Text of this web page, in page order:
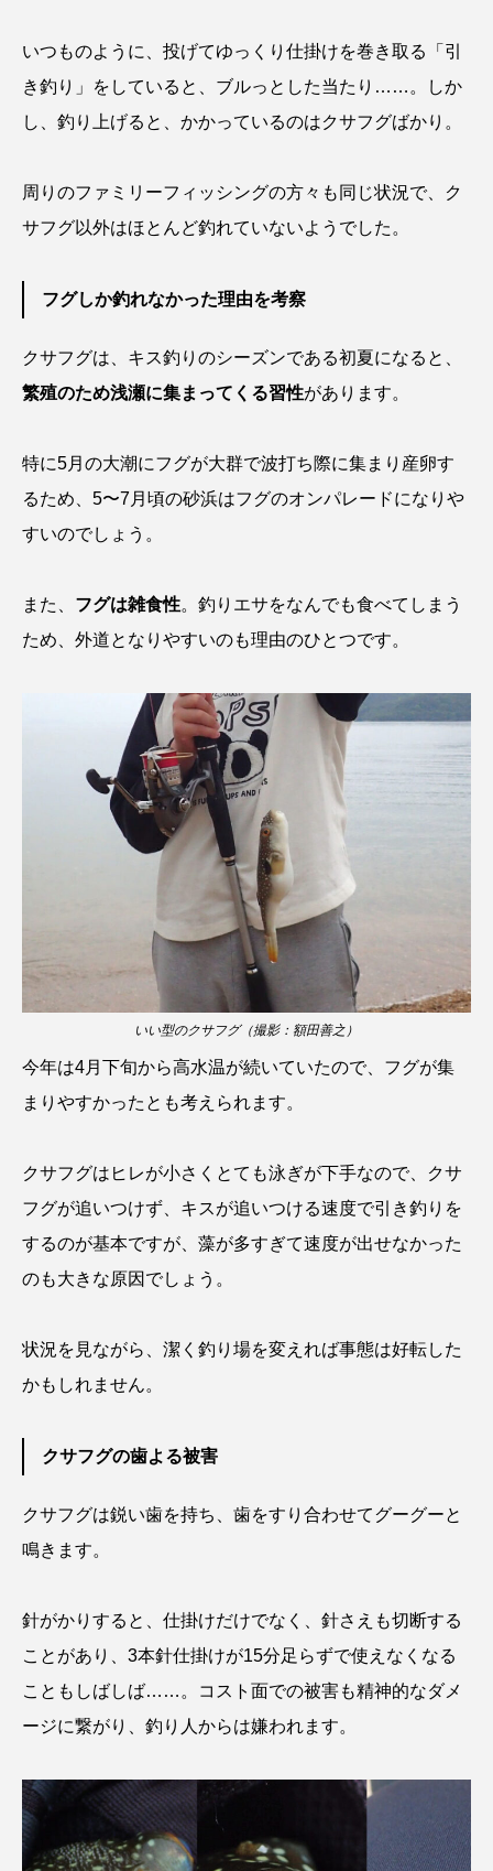
ニシキフウライウオ ニシシマドジョウ
ニフレル ニホンカワウソ ニホンザリガニ
ネコギギ ネコザメ ノコギリダイ
ハタハタ ハダカゾウクラゲ ハナゴンドウ
ハナシャコ
ハナミノカサゴ ハブクラゲ ハリヨ
バイオロギング バショウカジキ
バンドウイルカ ヒゲソリダイ ヒゲダイ
ヒメマス ヒラマサ
ピラルクー フィールド
フエフキダイ
ブリ ブルーカーボン
プライドフィッシュ プランクトン
ベタ ベニザケ
ホウネンエビ ホウボウ ホタテ
ホテイウオ ホネガイ ホホジロザメ
ホヤ ホンモロコ ポットベリーシーホース
マアジ マイクロプラスチック
マス マダイ マダコ マダラ
マテガイ
ミナミギンガメアジ
ミンククジラ
メコン川 メゴチ メジナ メヌケ
モンツキハギ ヤコウガイ
いつものように、投げてゆっくり仕掛けを巻き取る「引
き釣り」をしていると、ブルっとした当たり……。しか
し、釣り上げると、かかっているのはクサフグばかり。
周りのファミリーフィッシングの方々も同じ状況で、ク
サフグ以外はほとんど釣れていないようでした。
フグしか釣れなかった理由を考察
クサフグは、キス釣りのシーズンである初夏になると、
繁殖のため浅瀬に集まってくる習性があります。
特に5月の大潮にフグが大群で波打ち際に集まり産卵す
るため、5〜7月頃の砂浜はフグのオンパレードになりや
すいのでしょう。
また、 フグは雑食性。釣りエサをなんでも食べてしまう
ため、外道となりやすいのも理由のひとつです。
いい型のクサフグ（撮影：額田善之）
今年は4月下旬から高水温が続いていたので、フグが集
まりやすかったとも考えられます。
クサフグはヒレが小さくとても泳ぎが下手なので、クサ
フグが追いつけず、キスが追いつける速度で引き釣りを
するのが基本ですが、藻が多すぎて速度が出せなかった
のも大きな原因でしょう。
状況を見ながら、潔く釣り場を変えれば事態は好転した
かもしれません。
クサフグの歯よる被害
クサフグは鋭い歯を持ち、歯をすり合わせてグーグーと
鳴きます。
針がかりすると、仕掛けだけでなく、針さえも切断する
ことがあり、3本針仕掛けが15分足らずで使えなくなる
こともしばしば……。コスト面での被害も精神的なダメ
ージに繋がり、釣り人からは嫌われます。